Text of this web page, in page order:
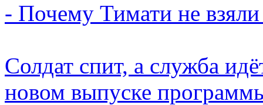
- Почему Тимати не
Солдат спит, а служба
новом выпуске